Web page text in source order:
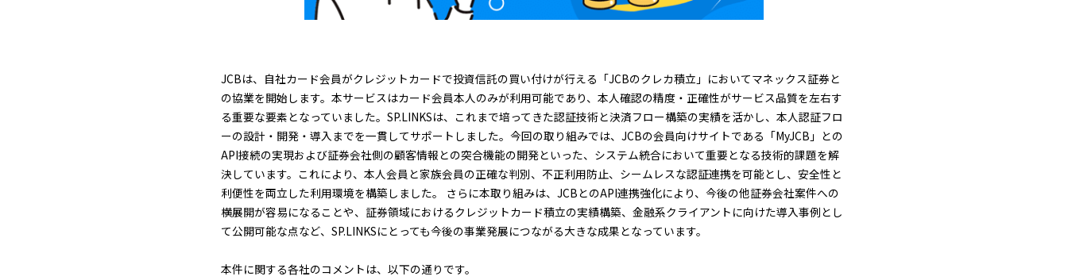
JCBは、自社カード会員がクレジットカードで投資信託の買い付けが行える「JCBのクレカ積立」においてマネックス証券と
の協業を開始します。本サービスはカード会員本人のみが利用可能であり、本人確認の精度・正確性がサービス品質を左右す
る重要な要素となっていました。SP.LINKSは、これまで培ってきた認証技術と決済フロー構築の実績を活かし、本人認証フロ
ーの設計・開発・導入までを一貫してサポートしました。今回の取り組みでは、JCBの会員向けサイトである「MyJCB」との
API接続の実現および証券会社側の顧客情報との突合機能の開発といった、システム統合において重要となる技術的課題を解
決しています。これにより、本人会員と家族会員の正確な判別、不正利用防止、シームレスな認証連携を可能とし、安全性と
利便性を両立した利用環境を構築しました。 さらに本取り組みは、JCBとのAPI連携強化により、今後の他証券会社案件への
横展開が容易になることや、証券領域におけるクレジットカード積立の実績構築、金融系クライアントに向けた導入事例とし
て公開可能な点など、SP.LINKSにとっても今後の事業発展につながる大きな成果となっています。
本件に関する各社のコメントは、以下の通りです。